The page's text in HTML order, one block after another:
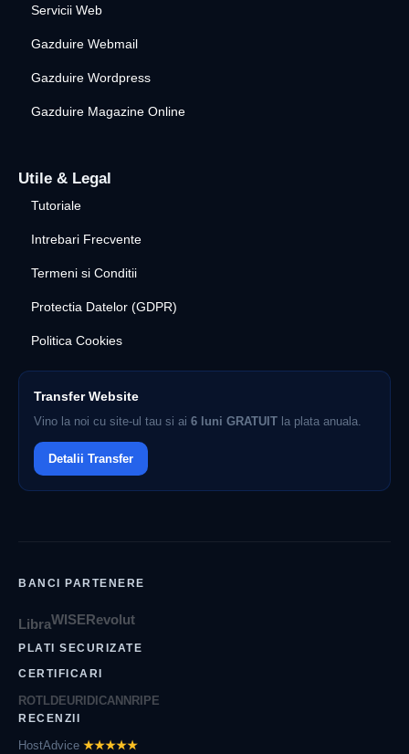
Servicii Web
Gazduire Webmail
Gazduire Wordpress
Gazduire Magazine Online
Utile & Legal
Tutoriale
Intrebari Frecvente
Termeni si Conditii
Protectia Datelor (GDPR)
Politica Cookies
Transfer Website
Vino la noi cu site-ul tau si ai 6 luni GRATUIT la plata anuala.
Detalii Transfer
BANCI PARTENERE
LibraWISERevolut
PLATI SECURIZATE
CERTIFICARI
ROTLDEURIDICANNRIPE
RECENZII
HostAdvice ★★★★★